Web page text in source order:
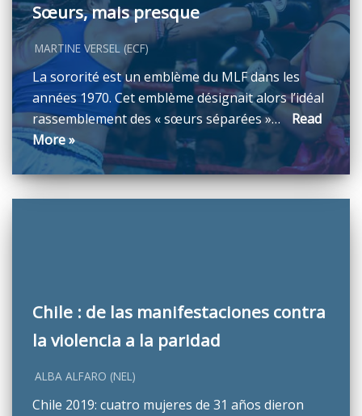
Sœurs, mais presque
MARTINE VERSEL (ECF)
La sororité est un emblème du MLF dans les
années 1970. Cet emblème désignait alors l’idéal
rassemblement des « sœurs séparées »… Read
More »
Chile : de las manifestaciones contra
la violencia a la paridad
ALBA ALFARO (NEL)
Chile 2019: cuatro mujeres de 31 años dieron